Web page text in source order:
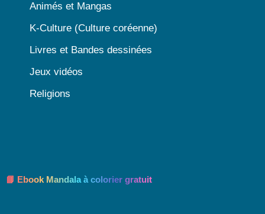
Animés et Mangas
K-Culture (Culture coréenne)
Livres et Bandes dessinées
Jeux vidéos
Religions
📘 Ebook Mandala à colorier gratuit